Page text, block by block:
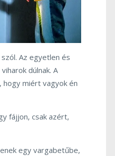
Az egyetlen és
dúlnak. A
hogy miért vagyok én
fájjon, csak azért,
egy vargabetűbe,